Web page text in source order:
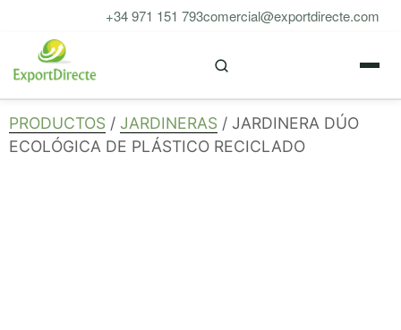
contenido
+34 971 151 793comercial@exportdirecte.com
PRODUCTOS / JARDINERAS / JARDINERA DÚO
ECOLÓGICA DE PLÁSTICO RECICLADO